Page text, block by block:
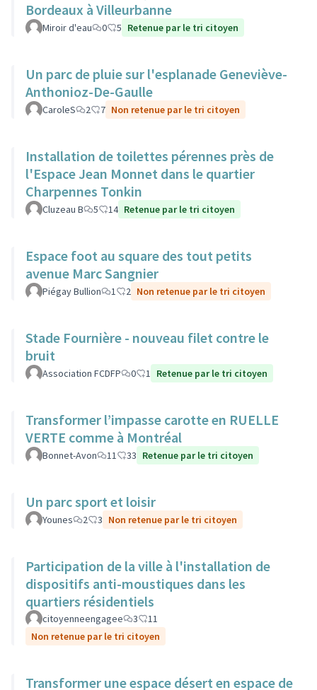
Bordeaux à Villeurbanne
Miroir d'eau 0 5 Retenue par le tri citoyen
Un parc de pluie sur l'esplanade Geneviève-
Anthonioz-De-Gaulle
CaroleS 2 7 Non retenue par le tri citoyen
Installation de toilettes pérennes près de
l'Espace Jean Monnet dans le quartier
Charpennes Tonkin
Cluzeau B 5 14 Retenue par le tri citoyen
Espace foot au square des tout petits
avenue Marc Sangnier
Piégay Bullion 1 2 Non retenue par le tri citoyen
Stade Fournière - nouveau filet contre le
bruit
Association FCDFP 0 1 Retenue par le tri citoyen
Transformer l’impasse carotte en RUELLE
VERTE comme à Montréal
Bonnet-Avon 11 33 Retenue par le tri citoyen
Un parc sport et loisir
Younes 2 3 Non retenue par le tri citoyen
Participation de la ville à l'installation de
dispositifs anti-moustiques dans les
quartiers résidentiels
citoyenneengagee 3
11
Non retenue par le tri citoyen
Transformer une espace désert en espace de